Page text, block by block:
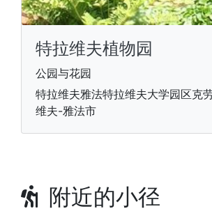
特拉维夫植物园
公园与花园
特拉维夫雅法特拉维夫大学园区克
维夫-雅法市
附近的小径